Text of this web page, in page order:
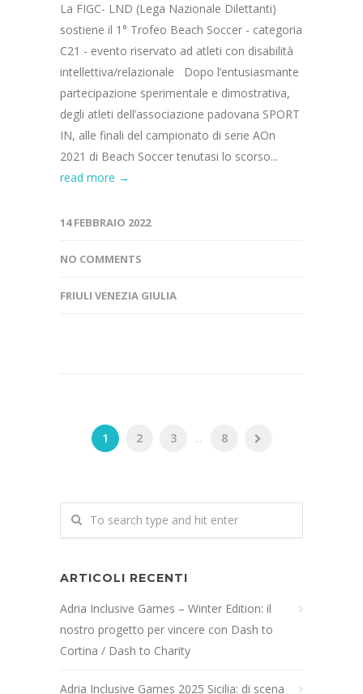
La FIGC- LND (Lega Nazionale Dilettanti)
sostiene il 1° Trofeo Beach Soccer - categoria
C21 - evento riservato ad atleti con disabilità
intellettiva/relazionale Dopo l’entusiasmante
partecipazione sperimentale e dimostrativa,
degli atleti dell’associazione padovana SPORT
IN, alle finali del campionato di serie AOn
2021 di Beach Soccer tenutasi lo scorso...
read more →
14 FEBBRAIO 2022
NO COMMENTS
FRIULI VENEZIA GIULIA
1 2 3 ... 8
ARTICOLI RECENTI
Adria Inclusive Games – Winter Edition: il
nostro progetto per vincere con Dash to
Cortina / Dash to Charity
Adria Inclusive Games 2025 Sicilia: di scena